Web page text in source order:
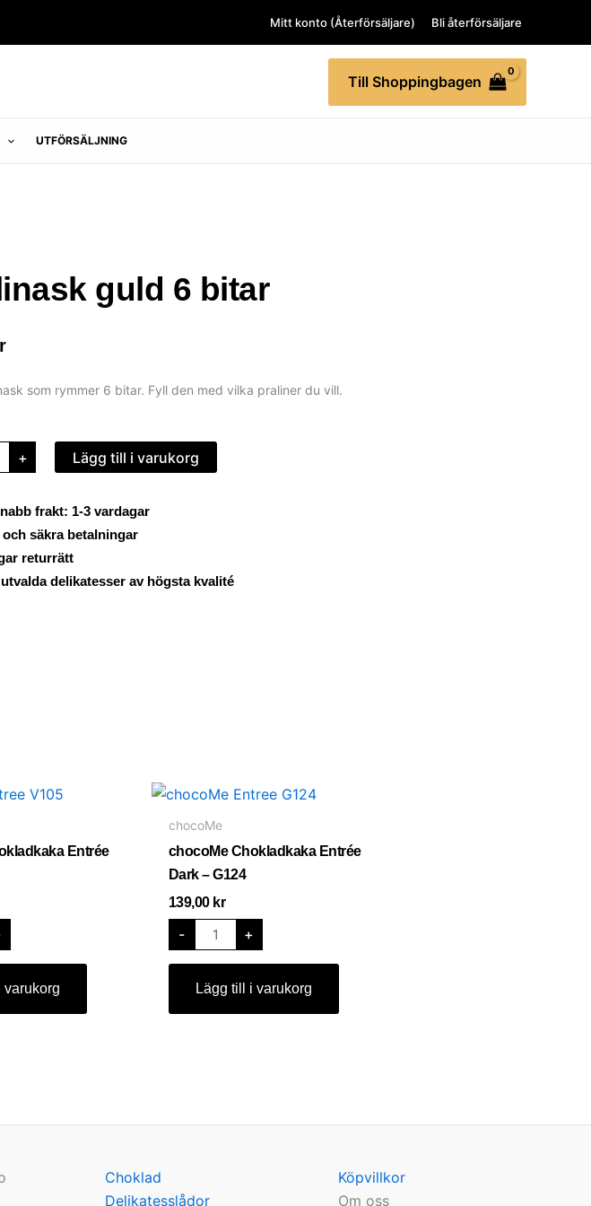
Mitt konto (Återförsäljare) Bli återförsäljare
Till Shoppingbagen
UTFÖRSÄLJNING
guld 6 bitar
som rymmer 6 bitar. Fyll den med vilka praliner du vill.
+ Lägg till i varukorg
frakt: 1-3 vardagar
och säkra betalningar
returrätt
delikatesser av högsta kvalité
Entrée
varukorg
chocoMe
chocoMe Chokladkaka Entrée
Dark – G124
139,00 kr
-
chocoMe
Chokladkaka
Entrée
Dark
-
G124
mängd
+
Lägg till i varukorg
Choklad
Delikatesslådor
Köpvillkor
Om oss